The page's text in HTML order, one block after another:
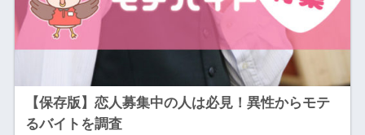
【保存版】恋人募集中の人は必見！異性からモテ
るバイトを調査